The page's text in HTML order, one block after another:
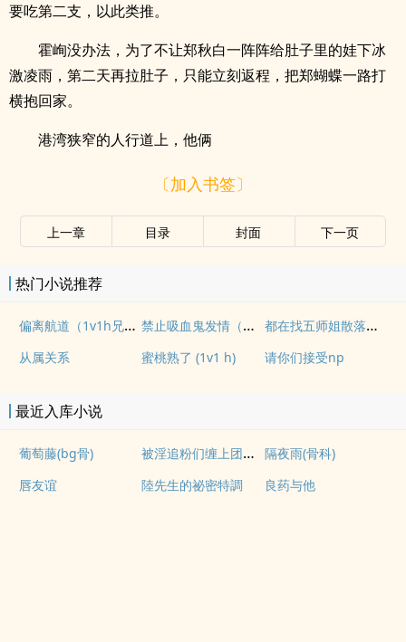
要吃第二支，以此类推。
霍峋没办法，为了不让郑秋白一阵阵给肚子里的娃下冰
激凌雨，第二天再拉肚子，只能立刻返程，把郑蝴蝶一路打
横抱回家。
港湾狭窄的人行道上，他俩
〔加入书签〕
上一章 目录 封面 下一页
热门小说推荐
偏离航道（1v1h兄妹骨科bg） 禁止吸血鬼发情（姐狗高H 1v1） 都在找五师姐散落的法宝
从属关系 蜜桃熟了 (1v1 h) 请你们接受np
最近入库小说
葡萄藤(bg骨) 被淫追粉们缠上团播女主播(露出NPH)
隔夜雨(骨科)
唇友谊
陸先生的祕密特調 良药与他